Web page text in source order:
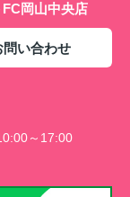
岡山中央店
問い合わせ
～17:00